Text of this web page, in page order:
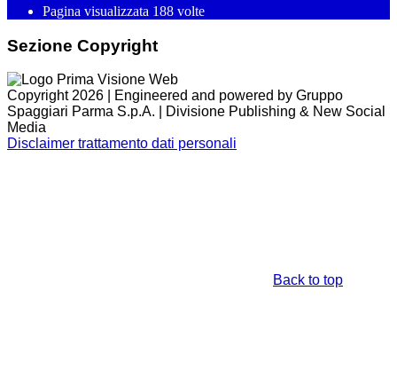
Pagina visualizzata 188 volte
Sezione Copyright
Copyright 2026 | Engineered and powered by Gruppo
Spaggiari Parma S.p.A. | Divisione Publishing & New Social
Media
Disclaimer trattamento dati personali
Back to top